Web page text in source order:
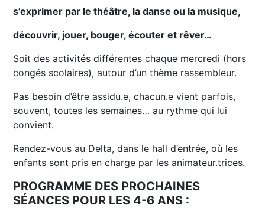
s’exprimer par le théâtre, la danse ou la musique,
découvrir, jouer, bouger, écouter et rêver…
Soit des activités différentes chaque mercredi (hors
congés scolaires), autour d’un thème rassembleur.
Pas besoin d’être assidu.e, chacun.e vient parfois,
souvent, toutes les semaines… au rythme qui lui
convient.
Rendez-vous au Delta, dans le hall d’entrée, où les
enfants sont pris en charge par les animateur.trices.
PROGRAMME DES PROCHAINES
SÉANCES POUR LES 4-6 ANS :